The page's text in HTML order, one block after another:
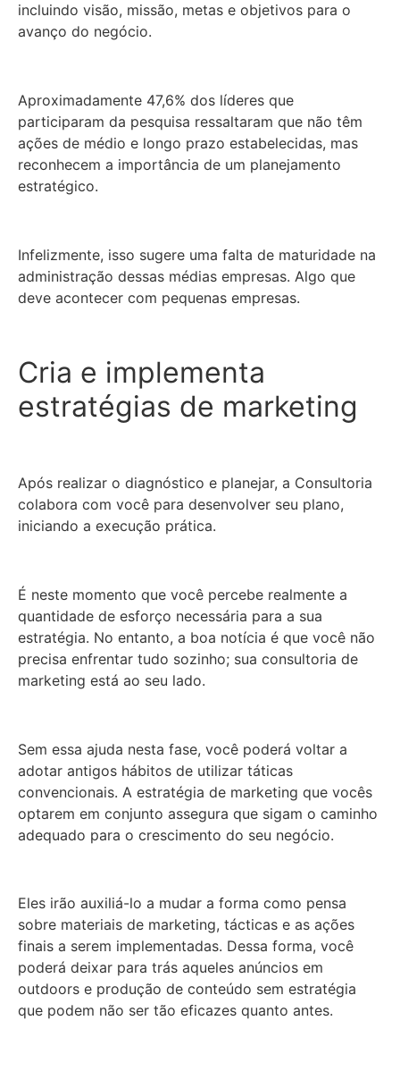
incluindo visão, missão, metas e objetivos para o
avanço do negócio.
Aproximadamente 47,6% dos líderes que
participaram da pesquisa ressaltaram que não têm
ações de médio e longo prazo estabelecidas, mas
reconhecem a importância de um planejamento
estratégico.
Infelizmente, isso sugere uma falta de maturidade na
administração dessas médias empresas. Algo que
deve acontecer com pequenas empresas.
Cria e implementa
estratégias de marketing
Após realizar o diagnóstico e planejar, a Consultoria
colabora com você para desenvolver seu plano,
iniciando a execução prática.
É neste momento que você percebe realmente a
quantidade de esforço necessária para a sua
estratégia. No entanto, a boa notícia é que você não
precisa enfrentar tudo sozinho; sua consultoria de
marketing está ao seu lado.
Sem essa ajuda nesta fase, você poderá voltar a
adotar antigos hábitos de utilizar táticas
convencionais. A estratégia de marketing que vocês
optarem em conjunto assegura que sigam o caminho
adequado para o crescimento do seu negócio.
Eles irão auxiliá-lo a mudar a forma como pensa
sobre materiais de marketing, tácticas e as ações
finais a serem implementadas. Dessa forma, você
poderá deixar para trás aqueles anúncios em
outdoors e produção de conteúdo sem estratégia
que podem não ser tão eficazes quanto antes.